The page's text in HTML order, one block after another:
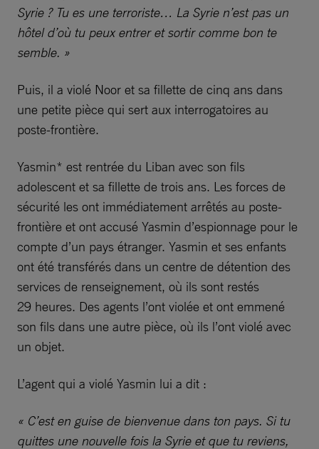
Syrie ? Tu es une terroriste… La Syrie n’est pas un
hôtel d’où tu peux entrer et sortir comme bon te
semble. »
Puis, il a violé Noor et sa fillette de cinq ans dans
une petite pièce qui sert aux interrogatoires au
poste-frontière.
Yasmin* est rentrée du Liban avec son fils
adolescent et sa fillette de trois ans. Les forces de
sécurité les ont immédiatement arrêtés au poste-
frontière et ont accusé Yasmin d’espionnage pour le
compte d’un pays étranger. Yasmin et ses enfants
ont été transférés dans un centre de détention des
services de renseignement, où ils sont restés
29 heures. Des agents l’ont violée et ont emmené
son fils dans une autre pièce, où ils l’ont violé avec
un objet.
L’agent qui a violé Yasmin lui a dit :
« C’est en guise de bienvenue dans ton pays. Si tu
quittes une nouvelle fois la Syrie et que tu reviens,